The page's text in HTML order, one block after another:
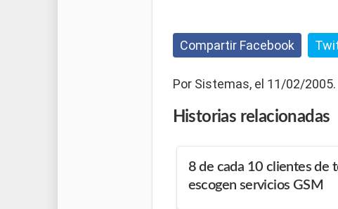
Compartir Facebook
Por Sistemas, el 11/02/2005.
Historias relacionadas
8 de cada 10 clientes de
escogen servicios GSM